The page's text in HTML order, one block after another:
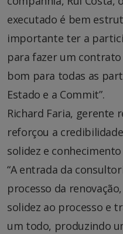
executado é bem
importante ter a
para fazer um contrato
bom para todas as
Estado e a Commit”.
Richard Faria, gerente
reforçou a
solidez e
“A entrada da
processo da
solidez ao processo e
um todo, produzindo